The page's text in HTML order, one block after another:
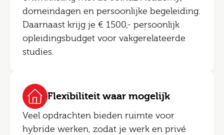
domeindagen en persoonlijke begeleiding.
Daarnaast krijg je € 1500,- persoonlijk
opleidingsbudget voor vakgerelateerde
studies.
Flexibiliteit waar mogelijk
Veel opdrachten bieden ruimte voor
hybride werken, zodat je werk en privé